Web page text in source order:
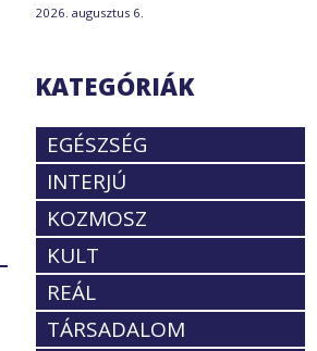
2026. augusztus 6.
KATEGÓRIÁK
EGÉSZSÉG
INTERJÚ
KOZMOSZ
KULT
REÁL
TÁRSADALOM